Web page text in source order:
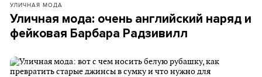
УЛИЧНАЯ МОДА
Уличная мода: очень английский наряд и
фейковая Барбара Радзивилл